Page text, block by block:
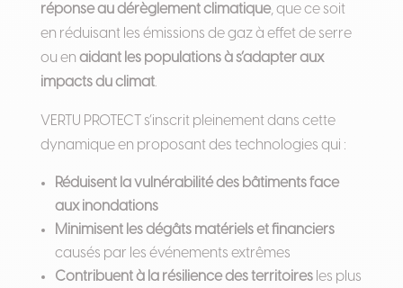
réponse au dérèglement climatique, que ce soit
en réduisant les émissions de gaz à effet de serre
ou en aidant les populations à s’adapter aux
impacts du climat.
VERTU PROTECT s’inscrit pleinement dans cette
dynamique en proposant des technologies qui :
Réduisent la vulnérabilité des bâtiments face
aux inondations
Minimisent les dégâts matériels et financiers
causés par les événements extrêmes
Contribuent à la résilience des territoiresles plus